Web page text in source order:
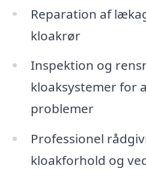
Reparation af
kloakrør
Inspektion og
kloaksystemer for
problemer
Professionel
kloakforhold og